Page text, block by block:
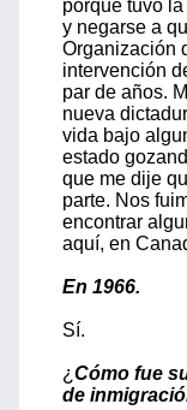
porque tuvo
y negarse a
Organización
intervención
par de años.
nueva
vida bajo
estado
que me dije
parte. Nos
encontrar
aquí, en
En 1966.
Sí.
¿ Cómo fue
de